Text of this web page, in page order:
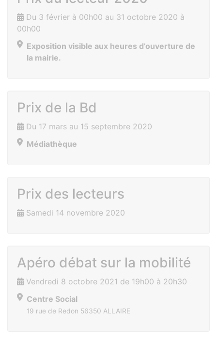
Du 3 février à 00h00 au 31 octobre 2020 à
00h00
Exposition visible aux heures d’ouverture de
la mairie.
Prix de la Bd
Du 17 mars au 15 septembre 2020
Médiathèque
Prix des lecteurs
Samedi 14 novembre 2020
Apéro débat sur la mobilité
Vendredi 8 octobre 2021 de 19h00 à 20h30
Centre Social
19 rue de Redon 56350 ALLAIRE